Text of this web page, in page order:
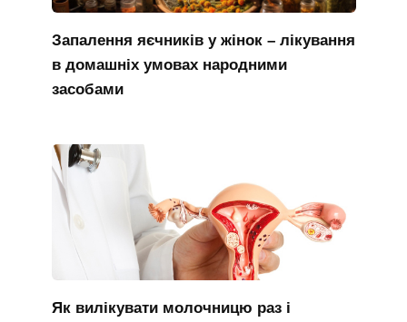
Запалення яєчників у жінок – лікування
в домашніх умовах народними
засобами
Як вилікувати молочницю раз і